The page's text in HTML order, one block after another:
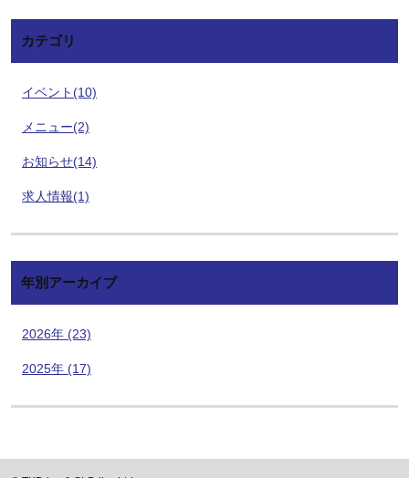
カテゴリ
イベント(10)
メニュー(2)
お知らせ(14)
求人情報(1)
年別アーカイブ
2026年 (23)
2025年 (17)